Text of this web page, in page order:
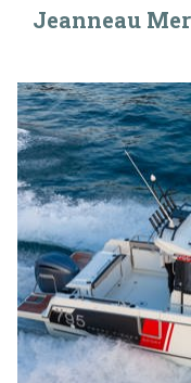
Jeanneau